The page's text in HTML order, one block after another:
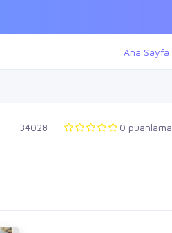
Ana Sayfa
34028 0 puanlama.